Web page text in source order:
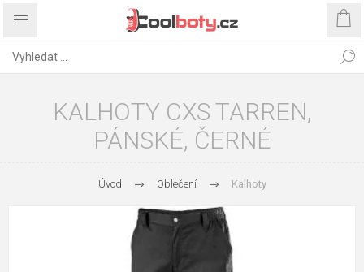
KALHOTY CXS TARREN,
PÁNSKÉ, ČERNÉ
Úvod Oblečení Kalhoty